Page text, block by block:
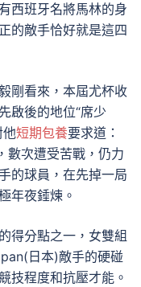
西班牙名將馬林的身
的敵手恰好就是這四
剛看來，本屆尤杯收
啟後的地位“席少
他短期包養要求道：
數次遭受苦戰，仍力
的球員，在先掉一局
年夜錘煉。
得分點之一，女雙組
日本)敵手的硬碰
技程度和抗壓才能。